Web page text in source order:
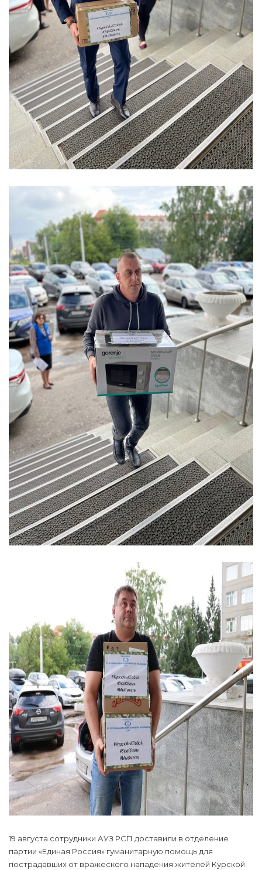
19 августа сотрудники АУЗ РСП доставили в отделение
партии «Единая Россия» гуманитарную помощь для
пострадавших от вражеского нападения жителей Курской